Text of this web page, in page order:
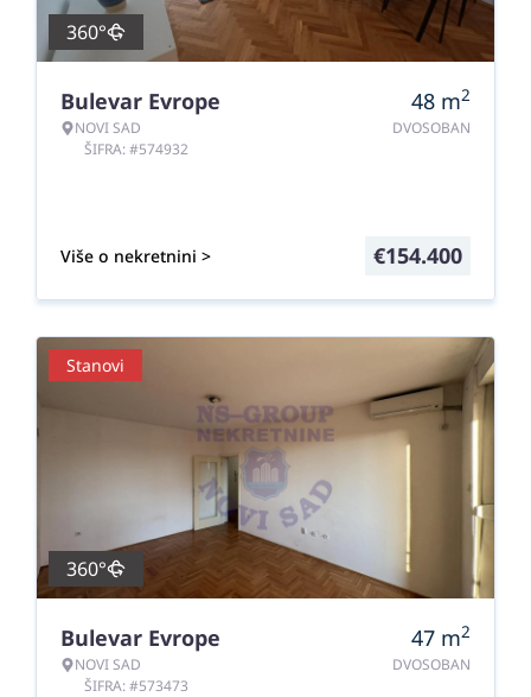
360°
Bulevar Evrope
NOVI SAD
ŠIFRA: #574932
48 m2
DVOSOBAN
Više o nekretnini > €154.400
Stanovi
360°
Bulevar Evrope
NOVI SAD
ŠIFRA: #573473
47 m2
DVOSOBAN